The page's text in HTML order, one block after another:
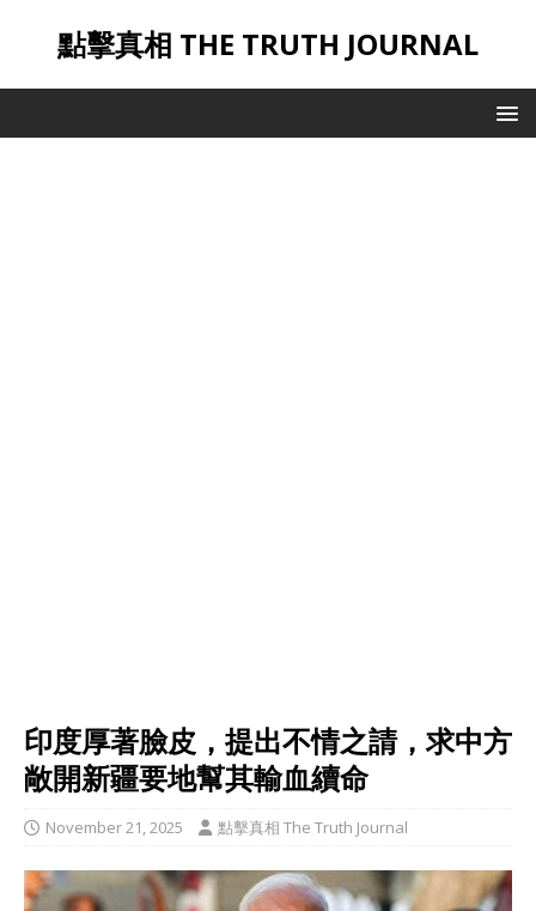
點擊真相 THE TRUTH JOURNAL
印度厚著臉皮，提出不情之請，求中方
敞開新疆要地幫其輸血續命
November 21, 2025 點擊真相 The Truth Journal